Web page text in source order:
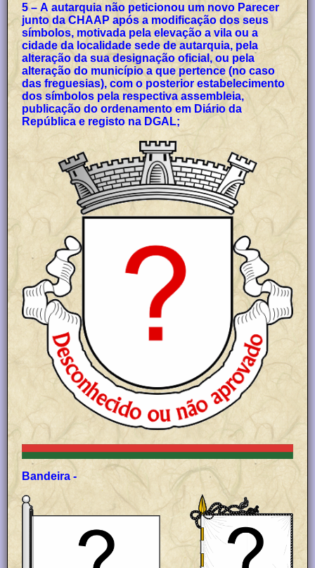
5 – A autarquia não peticionou um novo Parecer
junto da CHAAP após a modificação dos seus
símbolos, motivada pela elevação a vila ou a
cidade da localidade sede de autarquia, pela
alteração da sua designação oficial, ou pela
alteração do município a que pertence (no caso
das freguesias), com o posterior estabelecimento
dos símbolos pela respectiva assembleia,
publicação do ordenamento em Diário da
República e registo na DGAL;
Bandeira -